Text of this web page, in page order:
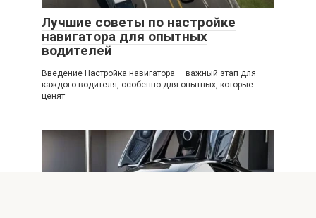
Лучшие советы по настройке
навигатора для опытных
водителей
Введение Настройка навигатора — важный этап для
каждого водителя, особенно для опытных, которые
ценят